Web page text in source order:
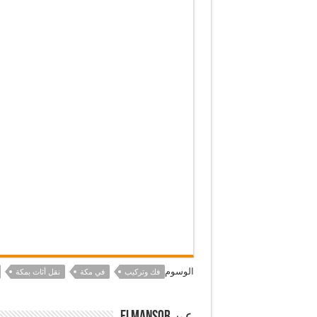
الوسوم فك وتركيب في مكة نقل أثاث بمكة